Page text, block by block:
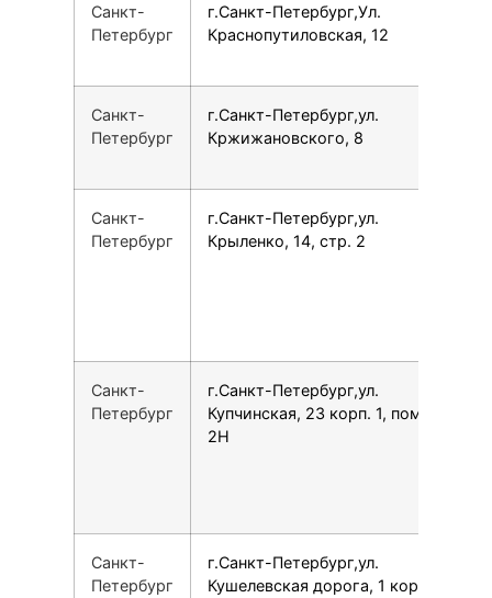
Санкт-
Петербург
г.Санкт-Петербург,Ул.
Краснопутиловская, 12
Санкт-
Петербург
г.Санкт-Петербург,ул.
Кржижановского, 8
Санкт-
Петербург
г.Санкт-Петербург,ул.
Крыленко, 14, стр. 2
Санкт-
Петербург
г.Санкт-Петербург,ул.
Купчинская, 23 корп. 1, пом.
2Н
Санкт-
Петербург
г.Санкт-Петербург,ул.
Кушелевская дорога, 1 корп.2